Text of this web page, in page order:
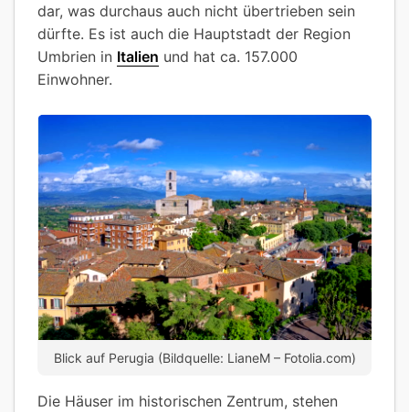
dar, was durchaus auch nicht übertrieben sein
dürfte. Es ist auch die Hauptstadt der Region
Umbrien in Italien und hat ca. 157.000
Einwohner.
Blick auf Perugia (Bildquelle: LianeM – Fotolia.com)
Die Häuser im historischen Zentrum, stehen